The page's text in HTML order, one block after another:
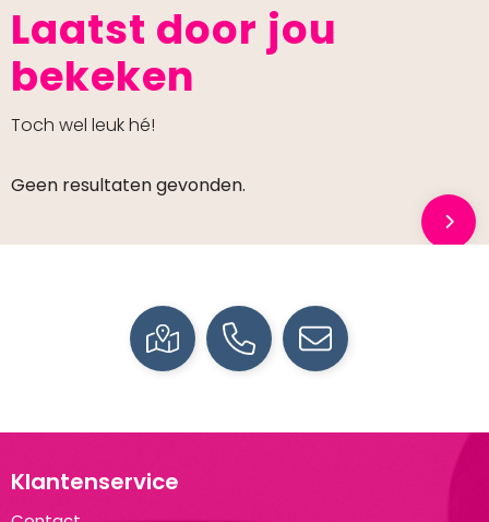
Laatst door jou
bekeken
Toch wel leuk hé!
Geen resultaten gevonden.
Klantenservice